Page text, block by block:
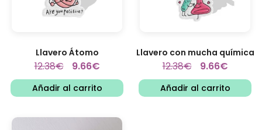
Llavero Átomo
12.38€ 9.66€
Añadir al carrito
Llavero con mucha química
12.38€ 9.66€
Añadir al carrito